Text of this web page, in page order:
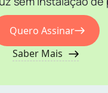
Quero Assinar
Saber Mais